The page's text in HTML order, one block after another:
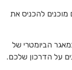
10 שנים, אם אתם מוכנים להכניס את
הביומטרי של